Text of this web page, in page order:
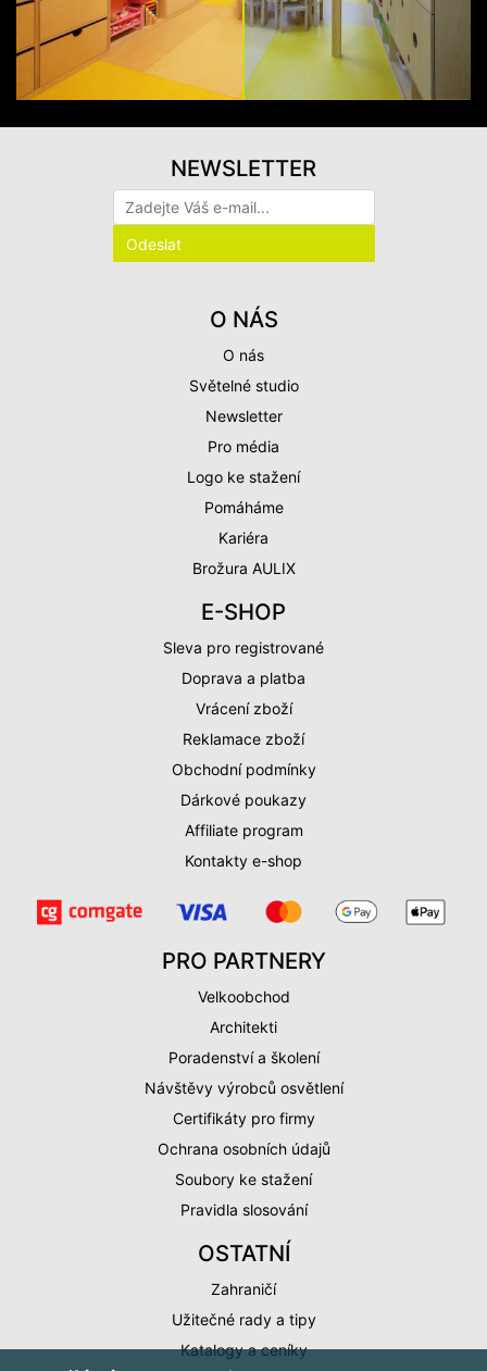
O NÁS
O nás
Světelné studio
Newsletter
Pro média
Logo ke stažení
Pomáháme
Kariéra
Brožura AULIX
E-SHOP
Sleva pro registrované
Doprava a platba
Vrácení zboží
Reklamace zboží
Obchodní podmínky
Dárkové poukazy
Affiliate program
Kontakty e-shop
PRO PARTNERY
Velkoobchod
Architekti
Poradenství a školení
Návštěvy výrobců osvětlení
Certifikáty pro firmy
Ochrana osobních údajů
Soubory ke stažení
Pravidla slosování
OSTATNÍ
Zahraničí
Užitečné rady a tipy
Katalogy a ceníky
NEWSLETTER